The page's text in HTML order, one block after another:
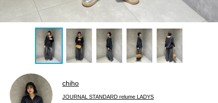
chiho
JOURNAL STANDARD relume LADYS